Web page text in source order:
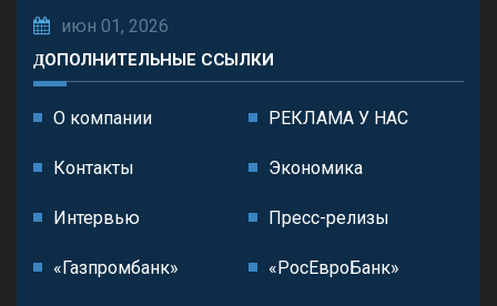
июн 01, 2026
ДОПОЛНИТЕЛЬНЫЕ ССЫЛКИ
О компании РЕКЛАМА У НАС
Контакты Экономика
Интервью Пресс-релизы
«Газпромбанк» «РосЕвроБанк»